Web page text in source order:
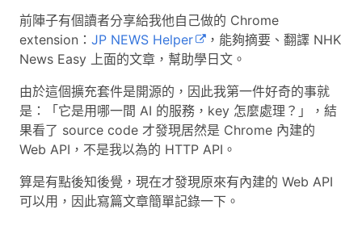
前陣子有個讀者分享給我他自己做的 Chrome
extension： JP NEWS Helper
，能夠摘要、翻譯 NHK
News Easy 上面的文章，幫助學日文。
由於這個擴充套件是開源的，因此我第一件好奇的事就
是：「它是用哪一間 AI 的服務，key 怎麼處理？」，結
果看了 source code 才發現居然是 Chrome 內建的
Web API，不是我以為的 HTTP API。
算是有點後知後覺，現在才發現原來有內建的 Web API
可以用，因此寫篇文章簡單記錄一下。